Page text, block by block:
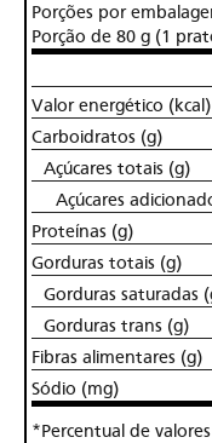
Porções por
Porção de 80 g (1
Valor energético (kcal)
Carboidratos (g)
Açúcares totais (g)
Açúcares
Proteínas (g)
Gorduras totais (g)
Gorduras saturadas
Gorduras trans (g)
Fibras alimentares (g)
Sódio (mg)
*Percentual de